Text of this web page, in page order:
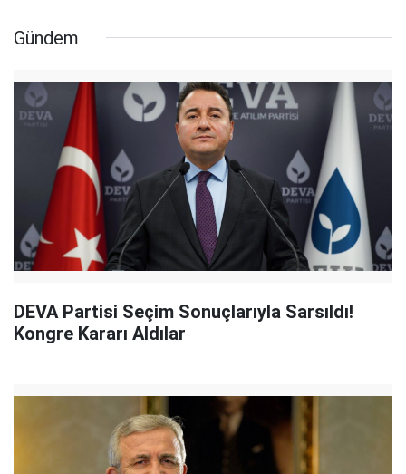
Gündem
DEVA Partisi Seçim Sonuçlarıyla Sarsıldı!
Kongre Kararı Aldılar